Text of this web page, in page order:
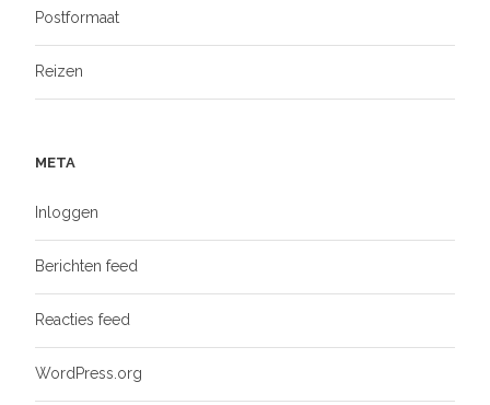
Postformaat
Reizen
META
Inloggen
Berichten feed
Reacties feed
WordPress.org